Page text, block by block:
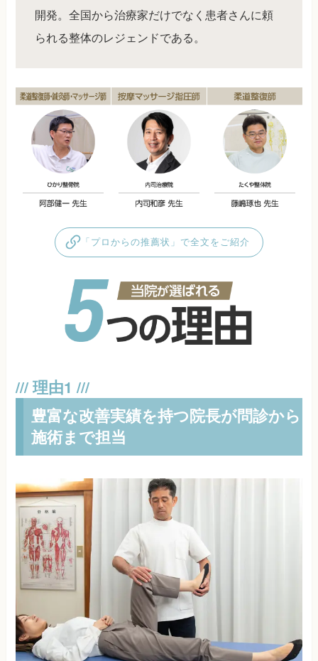
開発。全国から治療家だけでなく患者さんに頼
られる整体のレジェンドである。
「プロからの推薦状」で全文をご紹介
豊富な改善実績を持つ院長が問診から
施術まで担当